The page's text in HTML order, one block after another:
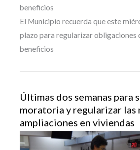
beneficios
El Municipio recuerda que este
plazo para regularizar obligaciones
beneficios
Últimas dos semanas para
moratoria y regularizar las
ampliaciones en viviendas